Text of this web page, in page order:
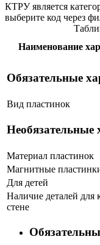
КТРУ является
выберите код через
Наименование
Обязательные
Вид пластинок
Необязательные
Материал пластинок
Магнитные
Для детей
Наличие деталей для
стене